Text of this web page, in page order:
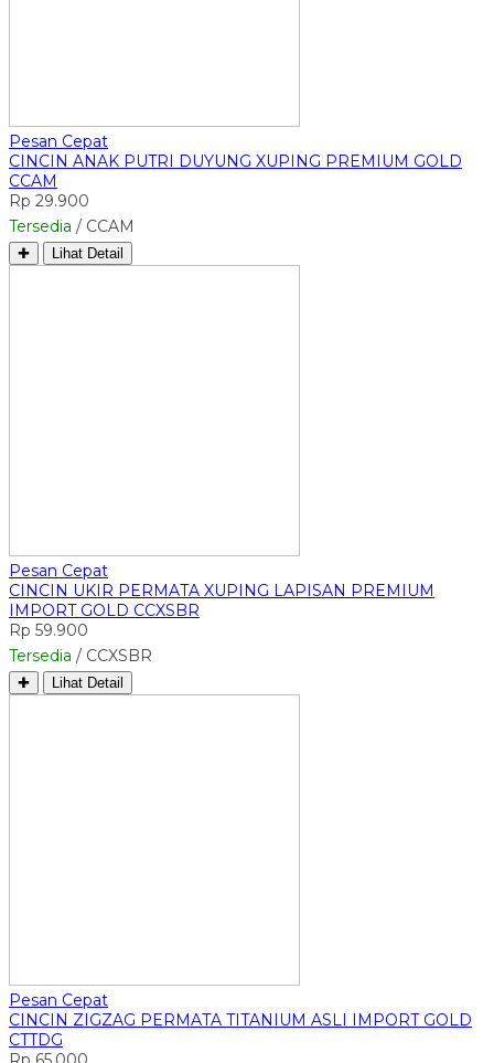
Pesan Cepat
CINCIN ANAK PUTRI DUYUNG XUPING PREMIUM GOLD
CCAM
Rp 29.900
Tersedia / CCAM
✚ Lihat Detail
Pesan Cepat
CINCIN UKIR PERMATA XUPING LAPISAN PREMIUM
IMPORT GOLD CCXSBR
Rp 59.900
Tersedia / CCXSBR
✚ Lihat Detail
Pesan Cepat
CINCIN ZIGZAG PERMATA TITANIUM ASLI IMPORT GOLD
CTTDG